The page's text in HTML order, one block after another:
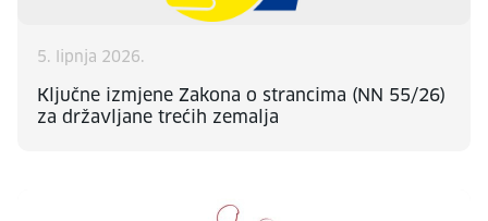
5. lipnja 2026.
Ključne izmjene Zakona o strancima (NN 55/26)
za državljane trećih zemalja